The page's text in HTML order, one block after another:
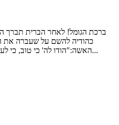
ברכת הגומל! לאחר הברית תברך
כהודיה להשם על שעברה את
האשה:"הודו לה' כי טוב, כי לעולם חסדו""אודה ה' בכל לבב. בסוד...